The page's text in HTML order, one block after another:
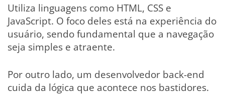
Utiliza linguagens como HTML, CSS e
JavaScript. O foco deles está na experiência do
usuário, sendo fundamental que a navegação
seja simples e atraente.
Por outro lado, um desenvolvedor back-end
cuida da lógica que acontece nos bastidores.